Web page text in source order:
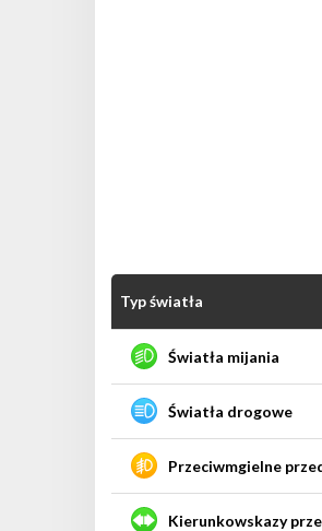
Typ światła
Światła mijania
Światła drogowe
Przeciwmgielne
Kierunkowskazy